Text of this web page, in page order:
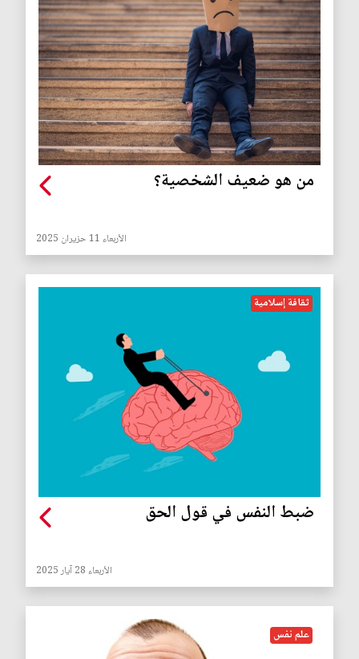
من هو ضعيف الشخصية؟
الأربعاء 11 حزيران 2025
ثقافة إسلامية
ضبط النفس في قول الحق
الأربعاء 28 آيار 2025
علم نفس